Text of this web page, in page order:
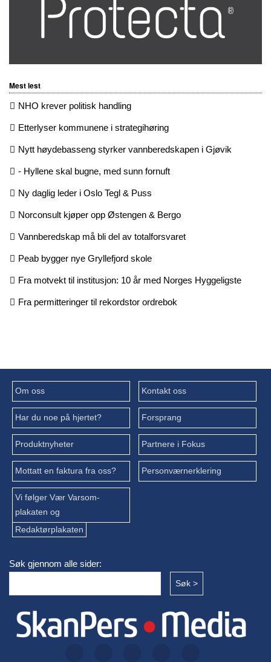
Mest lest
NHO krever politisk handling
Etterlyser kommunene i strategihøring
Nytt høydebasseng styrker vannberedskapen i Gjøvik
- Hyllene skal bugne, med sunn fornuft
Ny daglig leder i Oslo Tegl & Puss
Norconsult kjøper opp Østengen & Bergo
Vannberedskap må bli del av totalforsvaret
Peab bygger nye Gryllefjord skole
Fra motvekt til institusjon: 10 år med Norges Hyggeligste
Fra permitteringer til rekordstor ordrebok
Om oss Kontakt oss
Har du noe på hjertet? Forsprang
Produktnyheter Partnere i Fokus
Mottatt en faktura fra oss? Personværnerklering
Vi følger Vær Varsom-
plakaten og
Redaktørplakaten
Søk gjennom alle sider: